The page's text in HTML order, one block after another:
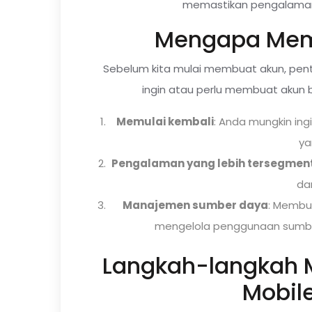
memastikan
Mengapa
Sebelum kita mulai membuat akun,
ingin atau perlu membuat akun
Memulai kembali: Anda mungkin
Pengalaman yang lebih
Manajemen sumber daya:
mengelola penggunaan
Langkah-langkah